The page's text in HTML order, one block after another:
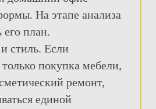
На этапе анализа
его план.
стиль. Если
покупка мебели,
ремонт,
единой